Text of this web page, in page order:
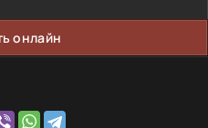
онлайн